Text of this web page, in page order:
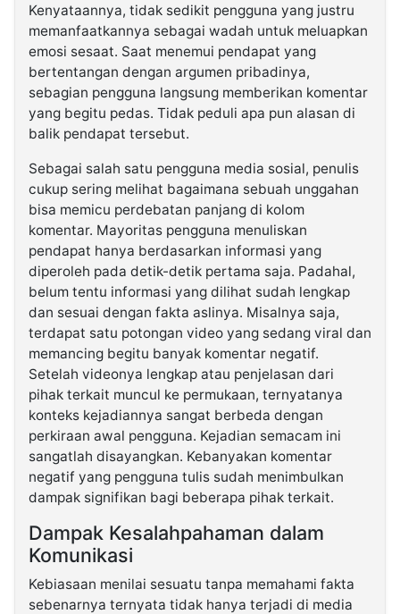
Kenyataannya, tidak sedikit pengguna yang justru
memanfaatkannya sebagai wadah untuk meluapkan
emosi sesaat. Saat menemui pendapat yang
bertentangan dengan argumen pribadinya,
sebagian pengguna langsung memberikan komentar
yang begitu pedas. Tidak peduli apa pun alasan di
balik pendapat tersebut.
Sebagai salah satu pengguna media sosial, penulis
cukup sering melihat bagaimana sebuah unggahan
bisa memicu perdebatan panjang di kolom
komentar. Mayoritas pengguna menuliskan
pendapat hanya berdasarkan informasi yang
diperoleh pada detik-detik pertama saja. Padahal,
belum tentu informasi yang dilihat sudah lengkap
dan sesuai dengan fakta aslinya. Misalnya saja,
terdapat satu potongan video yang sedang viral dan
memancing begitu banyak komentar negatif.
Setelah videonya lengkap atau penjelasan dari
pihak terkait muncul ke permukaan, ternyatanya
konteks kejadiannya sangat berbeda dengan
perkiraan awal pengguna. Kejadian semacam ini
sangatlah disayangkan. Kebanyakan komentar
negatif yang pengguna tulis sudah menimbulkan
dampak signifikan bagi beberapa pihak terkait.
Dampak Kesalahpahaman dalam
Komunikasi
Kebiasaan menilai sesuatu tanpa memahami fakta
sebenarnya ternyata tidak hanya terjadi di media